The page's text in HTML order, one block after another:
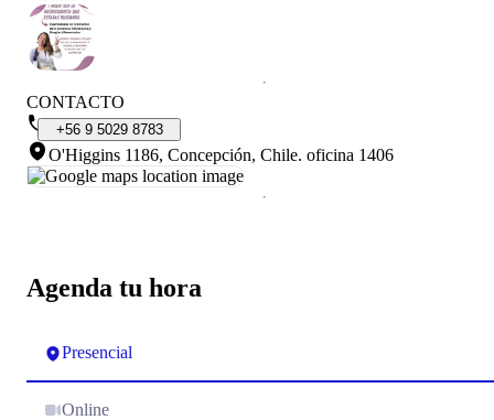
Agenda tu hora
Presencial
Online
CONTACTO
+56 9 5029 8783
O'Higgins 1186, Concepción, Chile. oficina 1406